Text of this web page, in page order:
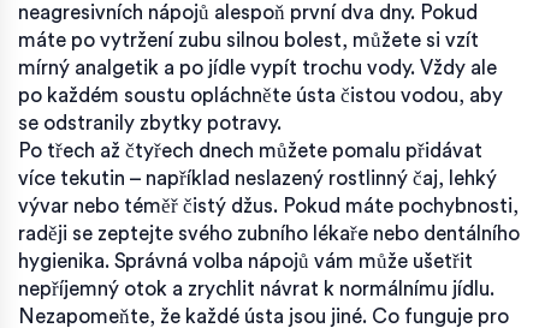
neagresivních nápojů alespoň první dva dny. Pokud
máte po vytržení zubu silnou bolest, můžete si vzít
mírný analgetik a po jídle vypít trochu vody. Vždy ale
po každém soustu opláchněte ústa čistou vodou, aby
se odstranily zbytky potravy.
Po třech až čtyřech dnech můžete pomalu přidávat
více tekutin – například neslazený rostlinný čaj, lehký
vývar nebo téměř čistý džus. Pokud máte pochybnosti,
raději se zeptejte svého zubního lékaře nebo dentálního
hygienika. Správná volba nápojů vám může ušetřit
nepříjemný otok a zrychlit návrat k normálnímu jídlu.
Nezapomeňte, že každé ústa jsou jiné. Co funguje pro